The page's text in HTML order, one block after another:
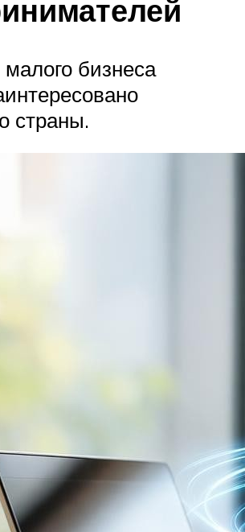
бизнеса
страны.